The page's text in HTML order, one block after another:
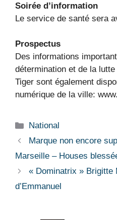
Soirée d’information
Le service de santé sera
Prospectus
Des informations
détermination et de la
Tiger sont également
numérique de la ville:
Catégories
National
Marque non encore
Marseille – Houses
« Dominatrix » Brigitte
d’Emmanuel